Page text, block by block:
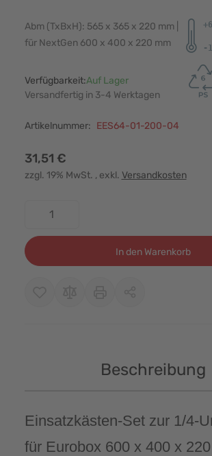
Abm (TxBxH): 565 x 365 x 220 mm |
für NextGen 600 x 400 x 220 mm
Verfügbarkeit:Auf Lager
Versandfertig in 3-4 Werktagen
Artikelnummer: EES64-01-200-04
31,51 €
zzgl. 19% MwSt. , exkl. Versandkosten
In den Warenkorb
Beschreibung
Einsatzkästen-Set zur 1/4-
für Eurobox 600 x 400 x